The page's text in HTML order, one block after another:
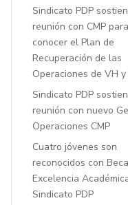
Sindicato PDP
reunión con CMP para
conocer el Plan de
Recuperación de las
Operaciones de VH y
Sindicato PDP
reunión con nuevo
Operaciones CMP
Cuatro jóvenes son
reconocidos con
Excelencia
Sindicato PDP